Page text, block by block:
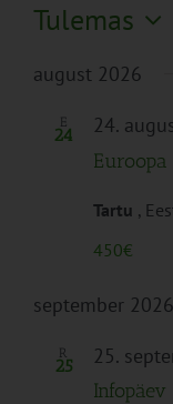
Tulemas
kuupäev.
august 2026
E
24 24.
Euroopa
Tartu ,
450€
september 2026
R
25 25.